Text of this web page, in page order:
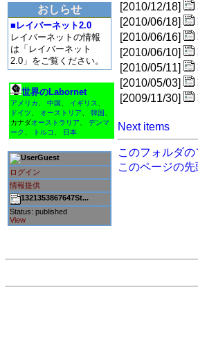
おしらせ
■レイバーネット2.0
レイバーネットの情報
は「レイバーネット
2.0」をご覧ください。
世界のLabornet
アメリカ 中国 イギリス
ドイツ
オーストリア 韓国
カナダオーストラリア
デンマ
ーク
トルコ 日本
Guest
ログイン
情報提供
1321353867647St...
Status: published
View
[2010/12/18]
[2010/06/18]
[2010/06/16]
[2010/06/10]
[2010/05/11]
[2010/05/03]
[2009/11/30]
Next items
このフォルダ
このページの先